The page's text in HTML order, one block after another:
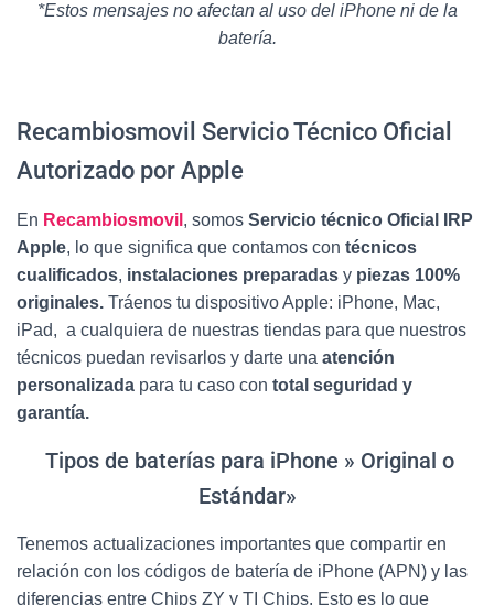
*Estos mensajes no afectan al uso del iPhone ni de la
batería.
Recambiosmovil Servicio Técnico Oficial
Autorizado por Apple
En Recambiosmovil , somos Servicio técnico Oficial IRP
Apple, lo que significa que contamos con técnicos
cualificados, instalaciones preparadas y piezas 100%
originales. Tráenos tu dispositivo Apple: iPhone, Mac,
iPad, a cualquiera de nuestras tiendas para que nuestros
técnicos puedan revisarlos y darte una atención
personalizada para tu caso con total seguridad y
garantía.
Tipos de baterías para iPhone » Original o
Estándar»
Tenemos actualizaciones importantes que compartir en
relación con los códigos de batería de iPhone (APN) y las
diferencias entre Chips ZY y TI Chips. Esto es lo que